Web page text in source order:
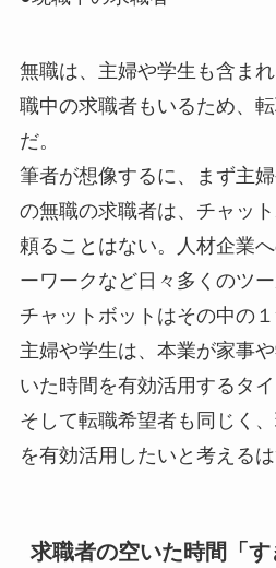
無職は、主婦や学生も含ま
職中の求職者もいるため、
だ。
筆者が想像するに、まず主
の無職の求職者は、チャッ
頼ることはない。人材企業
ーワークなど日々多くのツ
チャットボットはその中の１
主婦や学生は、本業が家事
いた時間を有効活用するタイ
そして転職希望者も同じく
を有効活用したいと考えるは
求職者の空いた時間「